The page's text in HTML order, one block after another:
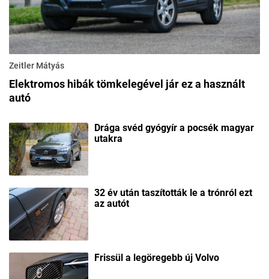
Zeitler Mátyás
Elektromos hibák tömkelegével jár ez a használt
autó
Drága svéd gyógyír a pocsék magyar
utakra
32 év után taszították le a trónról ezt
az autót
Frissül a legöregebb új Volvo